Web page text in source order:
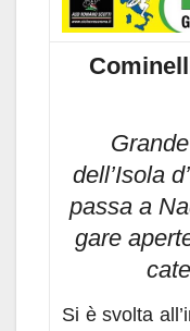
dell’Isola
passa a
gare
Si è svolta